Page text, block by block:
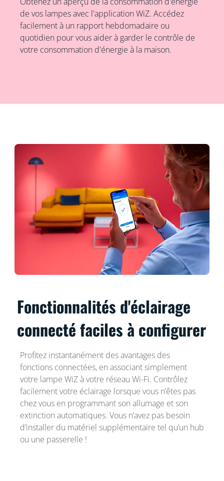
de vos lampes avec l'application WiZ. Accédez
facilement à un rapport hebdomadaire ou
quotidien pour vous aider à garder le contrôle de
votre consommation d'énergie à la maison.
Fonctionnalités d'éclairage
connecté faciles à configurer
Profitez instantanément des avantages des
fonctions connectées, en associant simplement
votre lampe WiZ à votre réseau Wi-Fi. Contrôlez
facilement votre éclairage lorsque vous n’êtes pas
chez vous en programmant son allumage et son
extinction automatiques. Vous n’avez pas besoin
d’installer du matériel supplémentaire tel qu’un hub
ou une passerelle !